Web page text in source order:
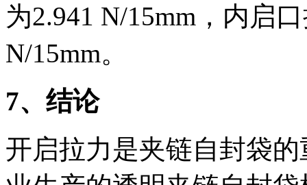
为2.941 N/15mm，内启
N/15mm。
7、结论
开启拉力是夹链自封袋